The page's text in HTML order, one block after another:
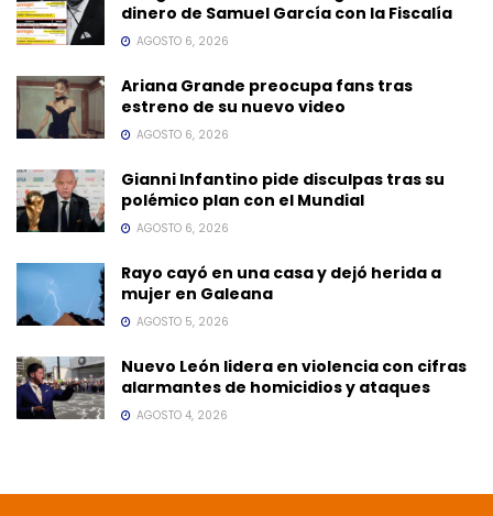
dinero de Samuel García con la Fiscalía
AGOSTO 6, 2026
Ariana Grande preocupa fans tras
estreno de su nuevo video
AGOSTO 6, 2026
Gianni Infantino pide disculpas tras su
polémico plan con el Mundial
AGOSTO 6, 2026
Rayo cayó en una casa y dejó herida a
mujer en Galeana
AGOSTO 5, 2026
Nuevo León lidera en violencia con cifras
alarmantes de homicidios y ataques
AGOSTO 4, 2026